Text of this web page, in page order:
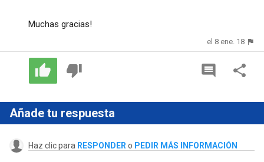
Muchas gracias!
el 8 ene. 18
Añade tu respuesta
Haz clic para RESPONDER o PEDIR MÁS INFORMACIÓN